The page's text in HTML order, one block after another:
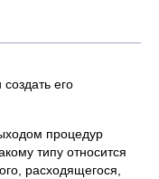
его
процедур
типу относится
расходящегося,